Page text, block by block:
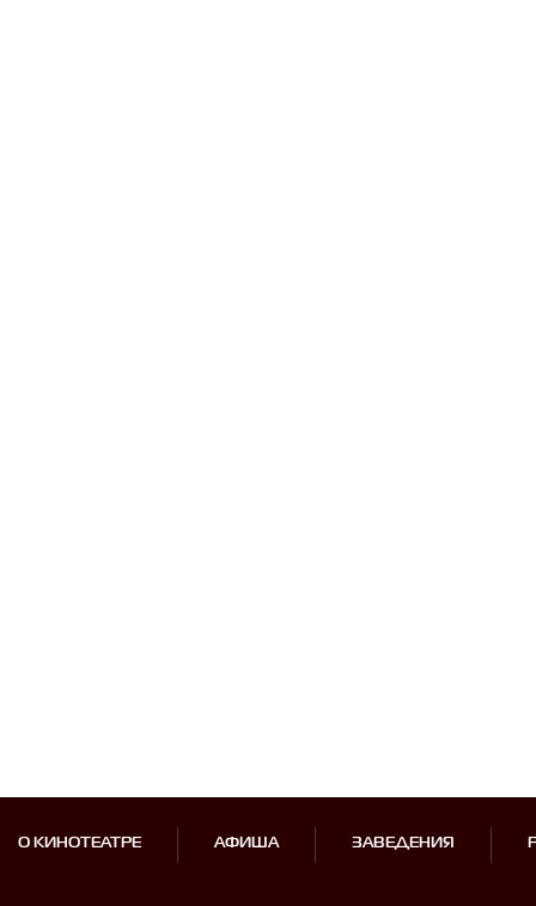
О КИНОТЕАТРЕ АФИША ЗАВЕДЕНИЯ